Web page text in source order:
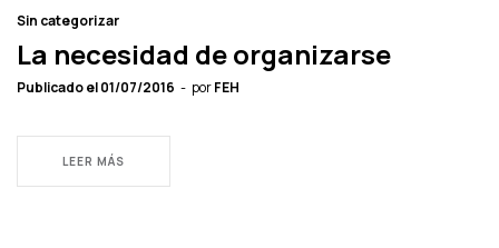
Sin categorizar
La necesidad de organizarse
Publicado el01/07/2016 porFEH
LEER MÁS